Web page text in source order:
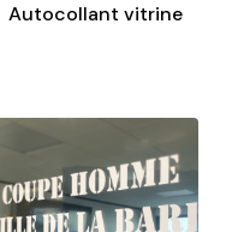
Autocollant vitrine